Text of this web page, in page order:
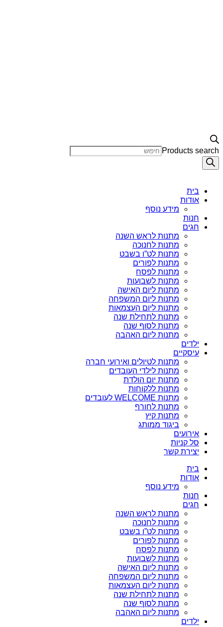
Products search
בית
אודות
מידע נוסף
חנות
חגים
מתנות לראש השנה
מתנות לחנוכה
מתנות לט”ו בשבט
מתנות לפורים
מתנות לפסח
מתנות לשבועות
מתנות ליום האישה
מתנות ליום המשפחה
מתנות ליום העצמאות
מתנות לתחילת שנה
מתנות לסוף שנה
מתנות ליום האהבה
ילדים
עיסקיים
מתנות לטיולים ואירועי חברה
מתנות לילדי העובדים
מתנות יום הולדת
מתנות ללקוחות
מתנות WELCOME לעובדים
מתנות לחורף
מתנות קיץ
ביגוד ממותג
אירועים
סל קניות
יצירת קשר
בית
אודות
מידע נוסף
חנות
חגים
מתנות לראש השנה
מתנות לחנוכה
מתנות לט”ו בשבט
מתנות לפורים
מתנות לפסח
מתנות לשבועות
מתנות ליום האישה
מתנות ליום המשפחה
מתנות ליום העצמאות
מתנות לתחילת שנה
מתנות לסוף שנה
מתנות ליום האהבה
ילדים